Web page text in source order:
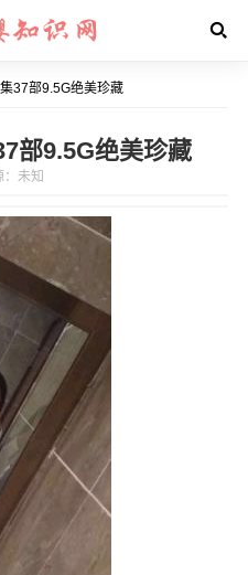
37部9.5G绝美珍藏
部9.5G绝美珍藏
：未知